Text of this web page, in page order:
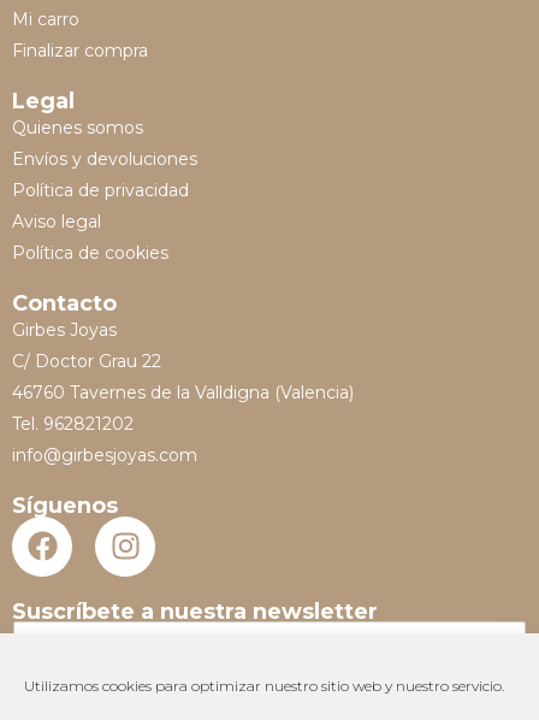
Utilizamos cookies para optimizar nuestro sitio web y nuestro servicio.
Mi carro
Finalizar compra
Legal
Quienes somos
Envíos y devoluciones
Política de privacidad
Aviso legal
Política de cookies
Contacto
Girbes Joyas
C/ Doctor Grau 22
46760 Tavernes de la Valldigna (Valencia)
Tel. 962821202
info@girbesjoyas.com
Síguenos
Suscríbete a nuestra newsletter
N
m